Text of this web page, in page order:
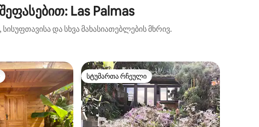
Las Palmas
და სხვა მახასიათებლების მხრივ.
სტუმართა რჩეული
სტუმართა რჩეული